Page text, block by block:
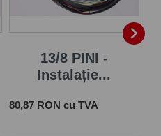
13/8 PINI -
Instalație...
Pret
80,87 RON cu TVA
